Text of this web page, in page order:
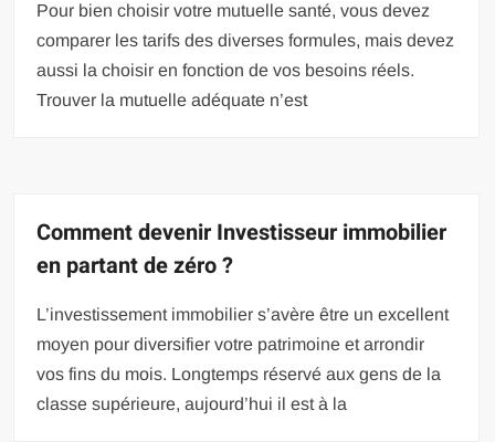
Pour bien choisir votre mutuelle santé, vous devez
comparer les tarifs des diverses formules, mais devez
aussi la choisir en fonction de vos besoins réels.
Trouver la mutuelle adéquate n’est
Comment devenir Investisseur immobilier
en partant de zéro ?
L’investissement immobilier s’avère être un excellent
moyen pour diversifier votre patrimoine et arrondir
vos fins du mois. Longtemps réservé aux gens de la
classe supérieure, aujourd’hui il est à la